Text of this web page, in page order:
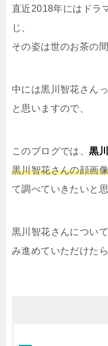
直近2018年にはドラ
じ、
その姿は世のお茶の
中には黒川智花さん
と思いますので、
このブログでは、黒
黒川智花さんの顔画
て調べていきたいと思
黒川智花さんについ
み進めていただけた